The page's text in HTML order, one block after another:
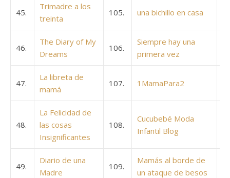
45.
Trimadre a los
treinta
105. una bichillo en casa
46.
The Diary of My
Dreams
106.
Siempre hay una
primera vez
47.
La libreta de
mamá
107. 1MamaPara2
48.
La Felicidad de
las cosas
Insignificantes
108.
Cucubebé Moda
Infantil Blog
49.
Diario de una
Madre
109.
Mamás al borde de
un ataque de besos